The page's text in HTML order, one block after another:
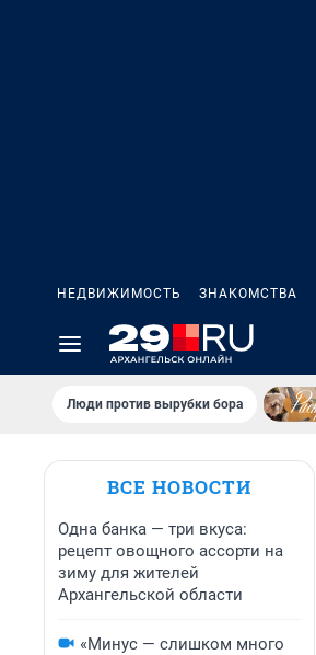
НЕДВИЖИМОСТЬ ЗНАКОМСТВА
Люди против вырубки бора
ВСЕ НОВОСТИ
Одна банка — три вкуса:
рецепт овощного ассорти на
зиму для жителей
Архангельской области
«Минус — слишком много